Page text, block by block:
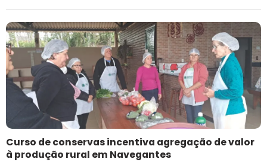
Curso de conservas incentiva agregação de valor
à produção rural em Navegantes